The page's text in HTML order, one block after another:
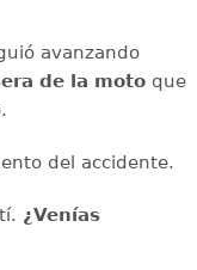
avanzando
de la motoque
del accidente.
¿Venías